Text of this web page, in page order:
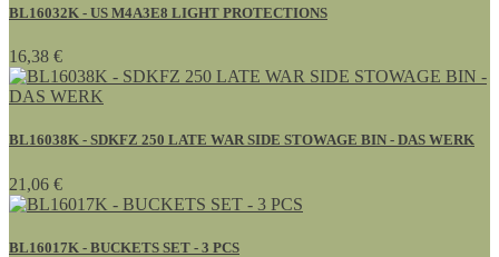
BL16032K - US M4A3E8 LIGHT PROTECTIONS
16,38 €
BL16038K - SDKFZ 250 LATE WAR SIDE STOWAGE BIN - DAS WERK
21,06 €
BL16017K - BUCKETS SET - 3 PCS